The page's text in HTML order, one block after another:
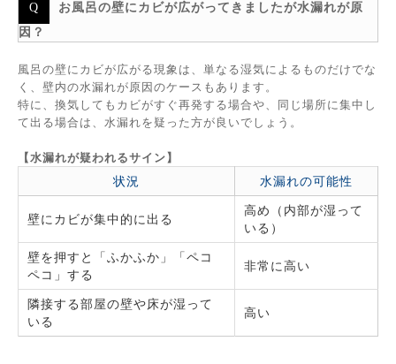
お風呂の壁にカビが広がってきましたが水漏れが原
因？
風呂の壁にカビが広がる現象は、単なる湿気によるものだけでな
く、壁内の水漏れが原因のケースもあります。
特に、換気してもカビがすぐ再発する場合や、同じ場所に集中し
て出る場合は、水漏れを疑った方が良いでしょう。
【水漏れが疑われるサイン】
状況 水漏れの可能性
壁にカビが集中的に出る
高め（内部が湿って
いる）
壁を押すと「ふかふか」「ペコ
ペコ」する
非常に高い
隣接する部屋の壁や床が湿って
いる
高い